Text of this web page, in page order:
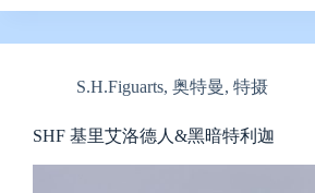
S.H.Figuarts, 奥特曼, 特摄
SHF 基里艾洛德人&黑暗特利迦